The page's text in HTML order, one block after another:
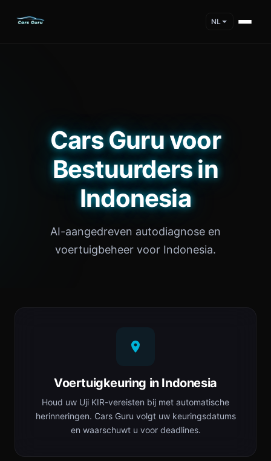
NL
Cars Guru voor
Bestuurders in
Indonesia
AI-aangedreven autodiagnose en
voertuigbeheer voor Indonesia.
Voertuigkeuring in Indonesia
Houd uw Uji KIR-vereisten bij met automatische
herinneringen. Cars Guru volgt uw keuringsdatums
en waarschuwt u voor deadlines.